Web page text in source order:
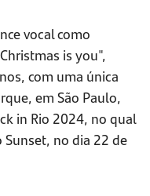
vocal como
is you",
com uma única
em São Paulo,
in Rio 2024, no qual
no dia 22 de